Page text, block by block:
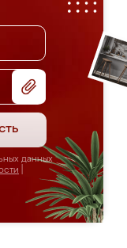
данных